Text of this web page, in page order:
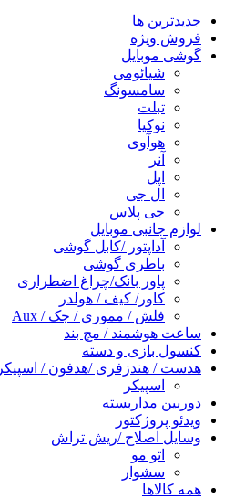
جدیدترین ها
فروش ویژه
گوشی موبایل
شیائومی
سامسونگ
تبلت
نوکیا
هوآوی
آنر
اپل
ال جی
جی پلاس
لوازم جانبی موبایل
آداپتور /کابل گوشی
باطری گوشی
پاور بانک/چراغ اضطراری
کاور/ کیف / هولدر
فلش / مموری / جک / Aux
ساعت هوشمند / مچ بند
کنسول بازی و دسته
هدست / هندزفری /هدفون / اسپیکر
اسپیکر
دوربین مداربسته
ویدئو پروژکتور
وسایل اصلاح /ریش تراش
اتو مو
سشوار
همه کالاها